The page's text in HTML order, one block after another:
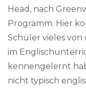
Head, nach
Programm. Hier
Schüler vieles von
im
kennengelernt
nicht typisch